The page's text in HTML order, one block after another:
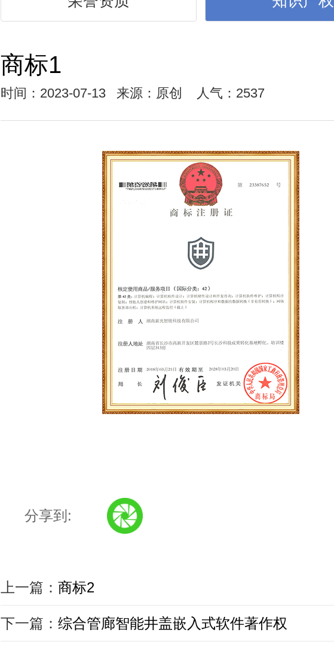
商标1
时间：2023-07-13 来源：原创 人气：2537
分享到:
上一篇： 商标2
下一篇： 综合管廊智能井盖嵌入式软件著作权